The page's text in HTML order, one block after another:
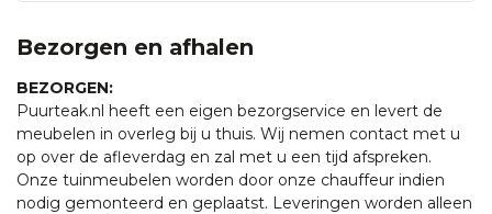
Bezorgen en afhalen
BEZORGEN:
Puurteak.nl heeft een eigen bezorgservice en levert de
meubelen in overleg bij u thuis. Wij nemen contact met u
op over de afleverdag en zal met u een tijd afspreken.
Onze tuinmeubelen worden door onze chauffeur indien
nodig gemonteerd en geplaatst. Leveringen worden alleen